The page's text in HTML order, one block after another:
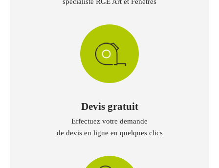
Devis gratuit
Effectuez votre demande
de devis en ligne en quelques clics